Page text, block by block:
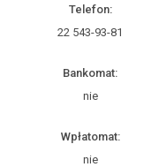
Telefon:
22 543-93-81
Bankomat:
nie
Wpłatomat:
nie